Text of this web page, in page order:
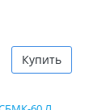
Купить